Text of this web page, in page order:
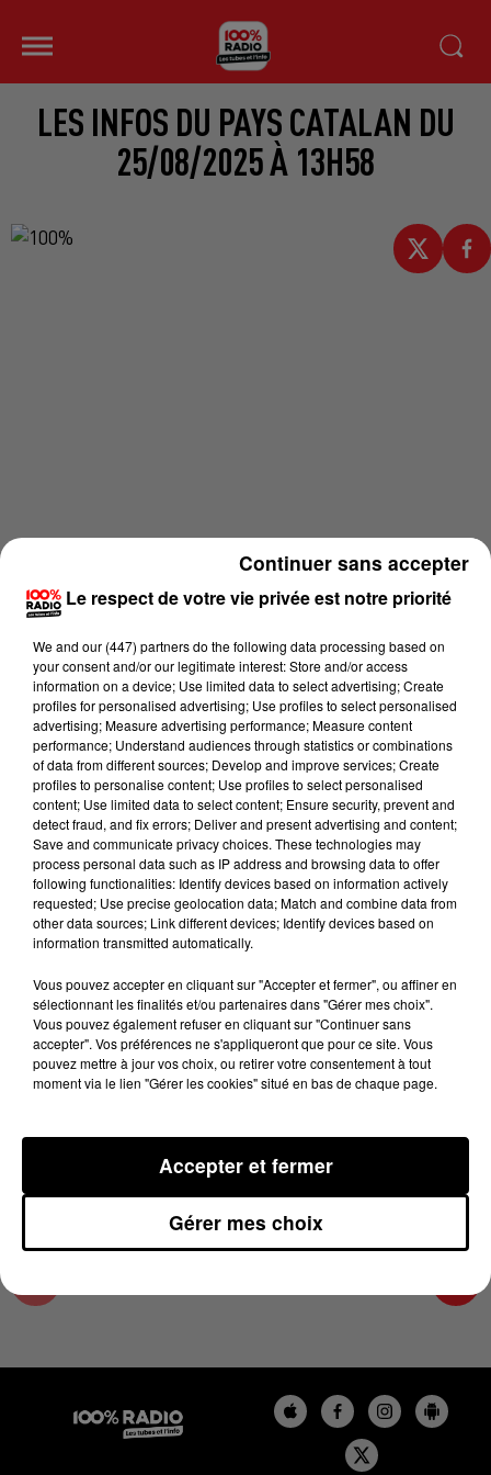
LES INFOS DU PAYS CATALAN DU
25/08/2025 À 13H58
Lecture (2 min 22 sec)
100%
100% Radio les infos du Pays Catalan
25 août 2025 - 2 min 22 sec
LES INFOS DU PAYS CATALAN DU 25/08/2025
À 13H58
Podcasts infos du Pays Catalan
Le respect de votre vie privée est notre priorité
We and our (447) partnersdo the following data processing based on
your consent and/or our legitimate interest: Store and/or access
information on a device; Use limited data to select advertising; Create
profiles for personalised advertising; Use profiles to select personalised
advertising; Measure advertising performance; Measure content
performance; Understand audiences through statistics or combinations
of data from different sources; Develop and improve services; Create
profiles to personalise content; Use profiles to select personalised
content; Use limited data to select content; Ensure security, prevent and
detect fraud, and fix errors; Deliver and present advertising and content;
Save and communicate privacy choices. These technologies may
process personal data such as IP address and browsing data to offer
following functionalities: Identify devices based on information actively
requested; Use precise geolocation data; Match and combine data from
other data sources; Link different devices; Identify devices based on
information transmitted automatically.
Vous pouvez accepter en cliquant sur "Accepter et fermer", ou affiner en
sélectionnant les finalités et/ou partenaires dans "Gérer mes choix".
Vous pouvez également refuser en cliquant sur "Continuer sans
accepter". Vos préférences ne s'appliqueront que pour ce site. Vous
pouvez mettre à jour vos choix, ou retirer votre consentement à tout
moment via le lien "Gérer les cookies" situé en bas de chaque page.
Gérer mes choix
Accepter et fermer
Continuer sans accepter